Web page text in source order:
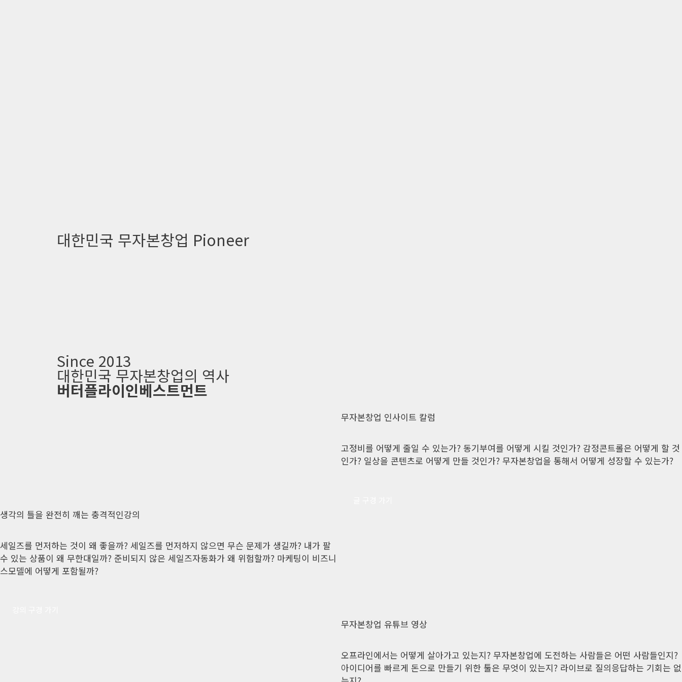
대한민국 무자본창업 Pioneer
Since 2013
대한민국 무자본창업의 역사
버터플라이인베스트먼트
무자본창업 인사이트 칼럼
고정비를 어떻게 줄일 수 있는가? 동기부여를 어떻게 시킬 것인가? 감정콘트롤은 어떻게 할 것
인가? 일상을 콘텐츠로 어떻게 만들 것인가? 무자본창업을 통해서 어떻게 성장할 수 있는가?
생각의 틀을 완전히 깨는 충격적인강의
세일즈를 먼저하는 것이 왜 좋을까? 세일즈를 먼저하지 않으면 무슨 문제가 생길까? 내가 팔
수 있는 상품이 왜 무한대일까? 준비되지 않은 세일즈자동화가 왜 위험할까? 마케팅이 비즈니
스모델에 어떻게 포함될까?
무자본창업 유튜브 영상
오프라인에서는 어떻게 살아가고 있는지? 무자본창업에 도전하는 사람들은 어떤 사람들인지?
아이디어를 빠르게 돈으로 만들기 위한 툴은 무엇이 있는지? 라이브로 질의응답하는 기회는 없